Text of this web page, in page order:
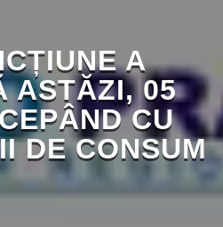
A
ASTĂZI, 05
CU
DE CONSUM